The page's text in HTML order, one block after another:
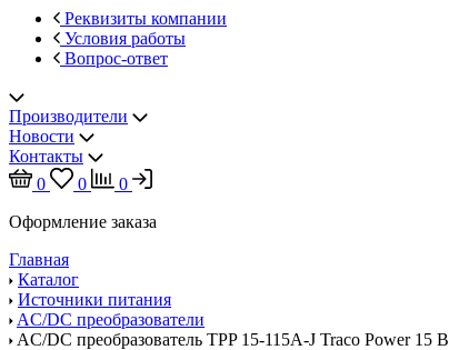
Реквизиты компании
Условия работы
Вопрос-ответ
Производители
Новости
Контакты
0
0
0
Оформление заказа
Главная
Каталог
Источники питания
AC/DC преобразователи
AC/DC преобразователь TPP 15-115A-J Traco Power 15